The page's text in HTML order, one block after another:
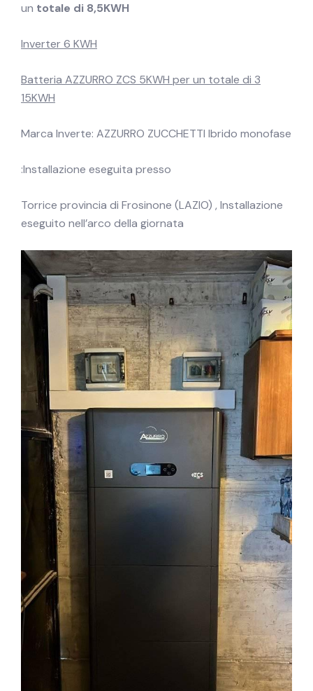
un totale di 8,5KWH
Inverter 6 KWH
3 Batteria AZZURRO ZCS 5KWH per un totale di
15KWH
Marca Inverte: AZZURRO ZUCCHETTI Ibrido monofase
Installazione eseguita presso:
Torrice provincia di Frosinone (LAZIO) , Installazione
eseguito nell’arco della giornata